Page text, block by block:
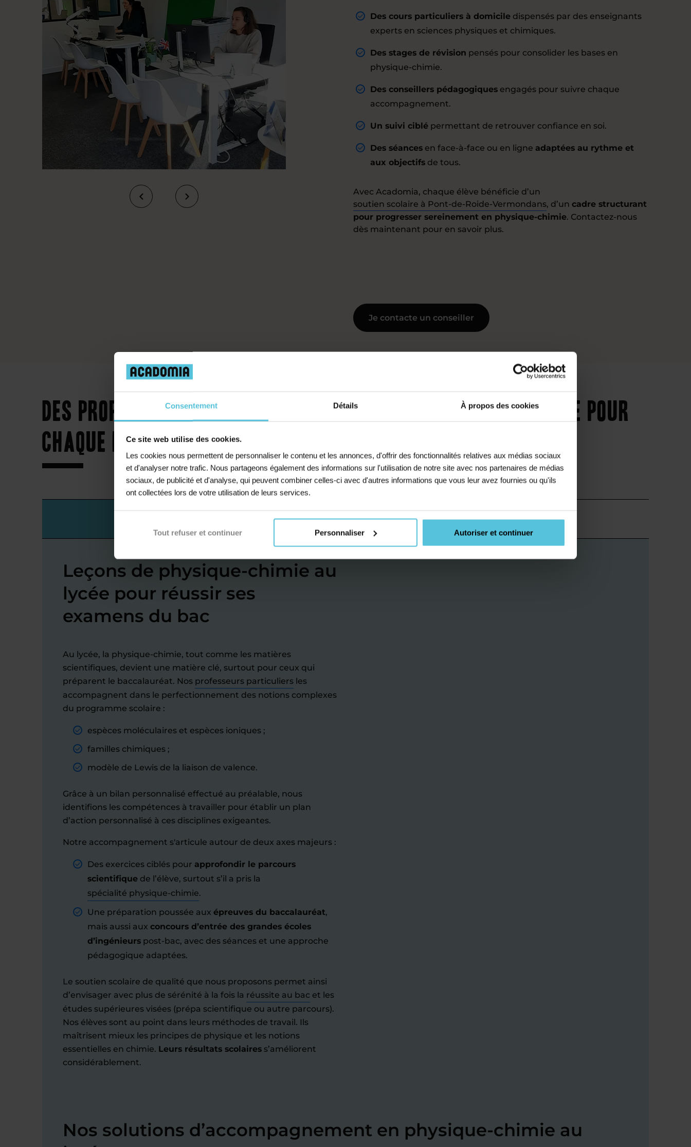
Consentement Détails À propos des cookies
Ce site web utilise des cookies.
Les cookies nous permettent de personnaliser le contenu et les annonces, d'offrir des fonctionnalités relatives aux médias sociaux
et d'analyser notre trafic. Nous partageons également des informations sur l'utilisation de notre site avec nos partenaires de médias
sociaux, de publicité et d'analyse, qui peuvent combiner celles-ci avec d'autres informations que vous leur avez fournies ou qu'ils
ont collectées lors de votre utilisation de leurs services.
Tout refuser et continuer Personnaliser Autoriser et continuer
Des cours particuliers à domicile dispensés par des enseignants
experts en sciences physiques et chimiques.
Des stages de révision pensés pour consolider les bases en
physique-chimie.
Des conseillers pédagogiques engagés pour suivre chaque
accompagnement.
Un suivi ciblé permettant de retrouver confiance en soi.
Des séances en face-à-face ou en ligne adaptées au rythme et
aux objectifs de tous.
Avec Acadomia, chaque élève bénéficie d’un
soutien scolaire à Pont-de-Roide-Vermondans, d’un cadre structurant
pour progresser sereinement en physique-chimie. Contactez-nous
dès maintenant pour en savoir plus.
Je contacte un conseiller
Des propositions de soutien scolaire en physique et chimie pour
chaque niveau
Collège Supérieur
Leçons de physique-chimie au
lycée pour réussir ses
examens du bac
Au lycée, la physique-chimie, tout comme les matières
scientifiques, devient une matière clé, surtout pour ceux qui
préparent le baccalauréat. Nos professeurs particuliers les
accompagnent dans le perfectionnement des notions complexes
du programme scolaire :
espèces moléculaires et espèces ioniques ;
familles chimiques ;
modèle de Lewis de la liaison de valence.
Grâce à un bilan personnalisé effectué au préalable, nous
identifions les compétences à travailler pour établir un plan
d’action personnalisé à ces disciplines exigeantes.
Notre accompagnement s'articule autour de deux axes majeurs :
Des exercices ciblés pour approfondir le parcours
scientifique de l’élève, surtout s’il a pris la
spécialité physique-chimie.
Une préparation poussée aux épreuves du baccalauréat,
mais aussi aux concours d’entrée des grandes écoles
d’ingénieurs post-bac, avec des séances et une approche
pédagogique adaptées.
Le soutien scolaire de qualité que nous proposons permet ainsi
d’envisager avec plus de sérénité à la fois la réussite au bac et les
études supérieures visées (prépa scientifique ou autre parcours).
Nos élèves sont au point dans leurs méthodes de travail. Ils
maîtrisent mieux les principes de physique et les notions
essentielles en chimie. Leurs résultats scolaires s’améliorent
considérablement.
Nos solutions d’accompagnement en physique-chimie au